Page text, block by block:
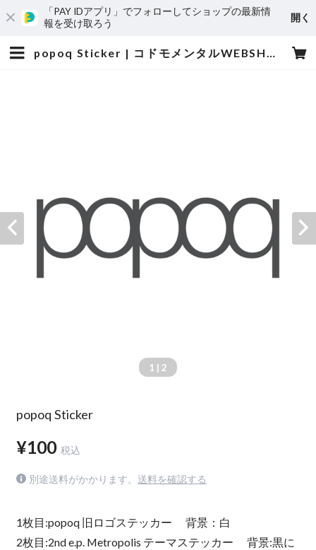
「PAY IDアプリ」でフォローしてショップの最新情
報を受け取ろう
開く
popoq Sticker | コドモメンタルWEBSHOP
1 | 2
popoq Sticker
¥100 税込
別途送料がかかります。 送料を確認する
1枚目:popoq 旧ロゴステッカー 背景：白
2枚目:2nd e.p. Metropolis テーマステッカー 背景:黒に